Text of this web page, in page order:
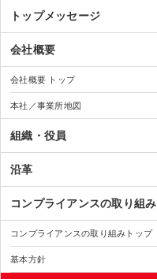
トップメッセージ
会社概要
会社概要 トップ
本社／事業所地図
組織・役員
沿革
コンプライアンスの取り組み
コンプライアンスの取り組みトップ
基本方針